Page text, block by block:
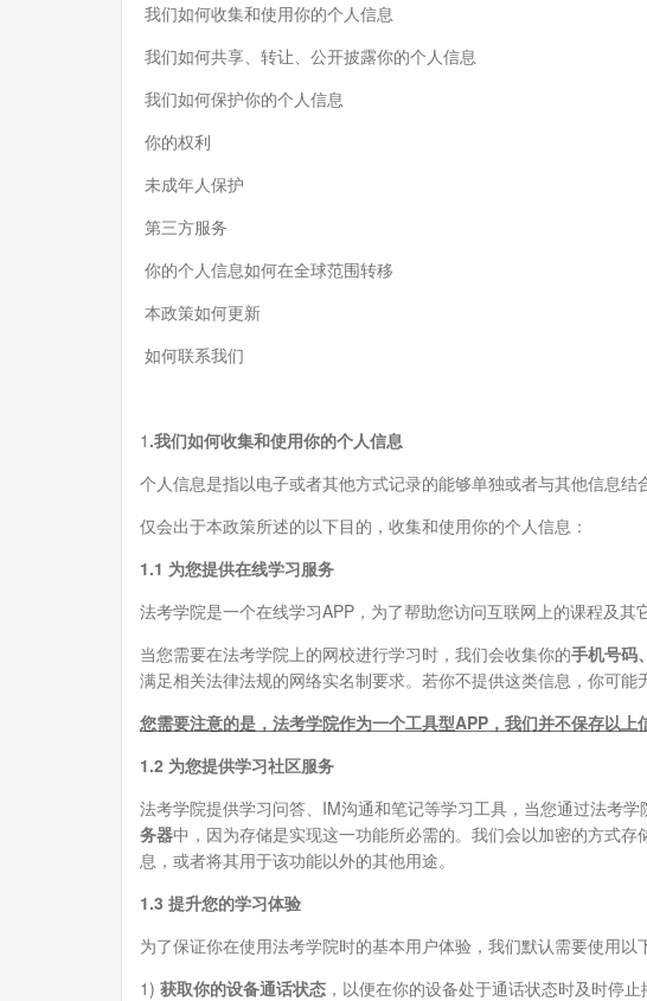
我们如何收集和使用你的个人信息
我们如何共享、转让、公开披露你的个人信息
我们如何保护你的个人信息
你的权利
未成年人保护
第三方服务
你的个人信息如何在全球范围转移
本政策如何更新
如何联系我们
1 .我们如何收集和使用你的个人信息
个人信息是指以电子或者其他方式记录的能够单独或者与其他信息
仅会出于本政策所述的以下目的，收集和使用你的个人信息：
1.1 为您提供在线学习服务
法考学院是一个在线学习APP，为了帮助您访问互联网上的课程及其
当您需要在法考学院上的网校进行学习时，我们会收集你的手机号码
满足相关法律法规的网络实名制要求。若你不提供这类信息，你可
您需要注意的是， 法考学院作为一个工具型APP，我们并不保存以上
1.2 为您提供学习社区服务
法考学院提供学习问答、IM沟通和笔记等学习工具，当您通过法考
务器中，因为存储是实现这一功能所必需的。我们会以加密的方式
息，或者将其用于该功能以外的其他用途。
1.3 提升您的学习体验
为了保证你在使用法考学院时的基本用户体验，我们默认需要使用以
1) 获取你的设备通话状态 ，以便在你的设备处于通话状态时及时停